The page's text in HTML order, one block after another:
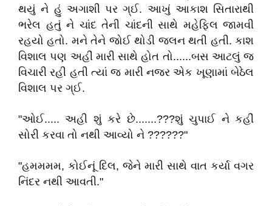
થયું ને હું અગાશી પર ગ્ઈ. આખું આકાશ સિતારાથી
ભરેલ હતું ને ચાંદ તેની ચાંદની સાથે મહેફિલ જામવી
રહયો હતો. મને તેને જોઈ થોડી જલન થતી હતી. કાશ
વિશાલ પણ અહીં મારી સાથે હોત તો......બસ આટલું જ
વિચારી રહી હતી ત્યાં જ મારી નજર એક ખૂણામાં બેઠેલ
વિશાલ પર ગ્ઈ.
"ઓઈ..... અહી શું કરે છે.......???શું ચુપાઈ ને કહીં
સોરી કરવા તો નથી આવ્યો ને ??????"
"હમમમમ, કોઈનૂં દિલ, જેને મારી સાથે વાત કર્યા વગર
નિંદર નથી આવતી."